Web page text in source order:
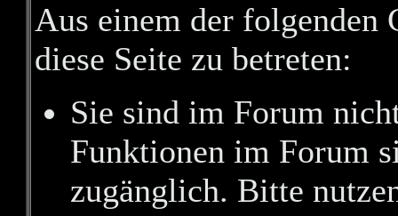
Aus einem der folgenden
diese Seite zu betreten:
Sie sind im Forum
Funktionen im Forum
zugänglich. Bitte